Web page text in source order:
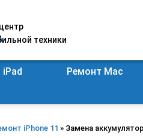
техники
Ремонт Mac
iPhone 11 » Замена